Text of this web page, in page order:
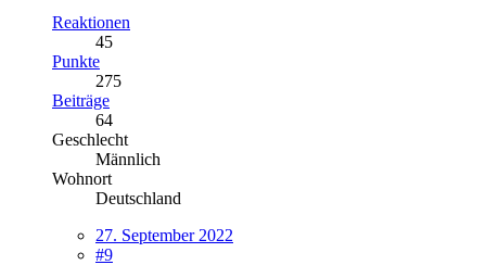
Reaktionen
45
Punkte
275
Beiträge
64
Geschlecht
Männlich
Wohnort
Deutschland
27. September 2022
#9